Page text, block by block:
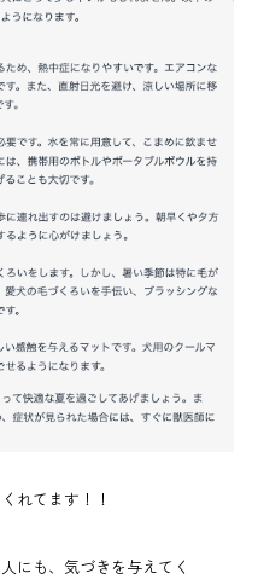
れてます！！
にも、気づきを与えてく